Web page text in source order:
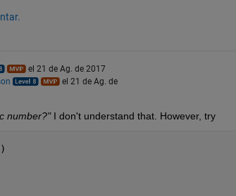
el 21 de Ag. de 2017
el 21 de Ag. de
number?" I don't understand that. However, try